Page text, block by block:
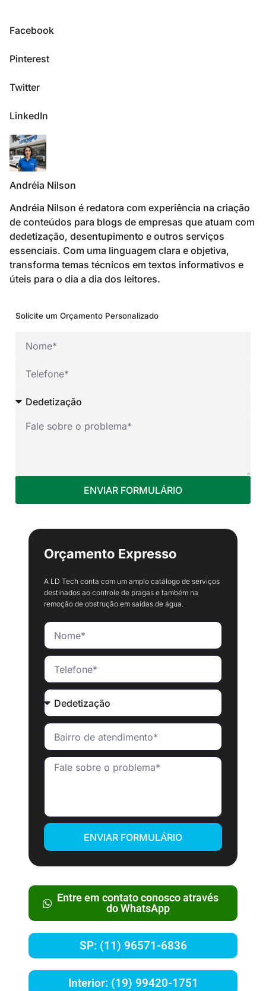
Facebook
Pinterest
Twitter
LinkedIn
Andréia Nilson
Andréia Nilson é redatora com experiência na criação
de conteúdos para blogs de empresas que atuam com
dedetização, desentupimento e outros serviços
essenciais. Com uma linguagem clara e objetiva,
transforma temas técnicos em textos informativos e
úteis para o dia a dia dos leitores.
Solicite um Orçamento Personalizado
ENVIAR FORMULÁRIO
Orçamento Expresso
A LD Tech conta com um amplo catálogo de serviços
destinados ao controle de pragas e também na
remoção de obstrução em saídas de água.
ENVIAR FORMULÁRIO
Entre em contato conosco através
do WhatsApp
SP: (11) 96571-6836
Interior: (19) 99420-1751